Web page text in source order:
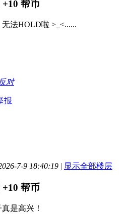
+10 帮币
法HOLD啦 >_<......
对
报
7-9 18:40:19 | 显示全部楼层
+10 帮币
是高兴！